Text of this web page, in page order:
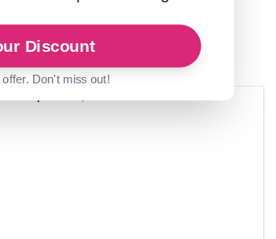
Discount
Don't miss out!